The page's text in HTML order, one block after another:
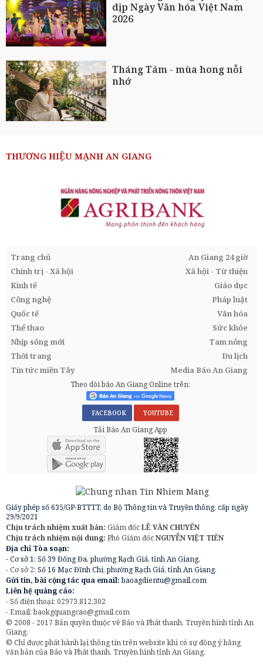
dịp Ngày Văn hóa Việt Nam
2026
Tháng Tám - mùa hong nỗi
nhớ
THƯƠNG HIỆU MẠNH AN GIANG
Trang chủ
An Giang 24 giờ
Chính trị - Xã hội
Xã hội - Từ thiện
Kinh tế
Giáo dục
Công nghệ
Pháp luật
Quốc tế
Văn hóa
Thể thao
Sức khỏe
Nhịp sống mới
Tam nông
Thời trang
Du lịch
Tin tức miền Tây
Media Báo An Giang
Theo dõi báo An Giang Online trên:
FACEBOOK YOUTUBE
Tải Báo An Giang App
Giấy phép số 635/GP-BTTTT, do Bộ Thông tin và Truyền thông, cấp ngày
29/9/2021
Chịu trách nhiệm xuất bản: Giám đốcLÊ VĂN CHUYỂN
Chịu trách nhiệm nội dung: Phó Giám đốcNGUYỄN VIỆT TIẾN
Địa chỉ Tòa soạn:
- Cơ sở 1: Số 39 Đống Đa, phường Rạch Giá, tỉnh An Giang.
- Cơ sở 2: Số 16 Mạc Đĩnh Chi, phường Rạch Giá, tỉnh An Giang.
Gửi tin, bài cộng tác qua email:baoagdientu@gmail.com
Liên hệ quảng cáo:
- Số điện thoại: 02973.812.302
- Email:baokgquangcao@gmail.com
© 2008 - 2017 Bản quyền thuộc về Báo và Phát thanh, Truyền hình tỉnh An
Giang.
© Chỉ được phát hành lại thông tin trên website khi có sự đồng ý bằng
văn bản của Báo và Phát thanh, Truyền hình tỉnh An Giang.